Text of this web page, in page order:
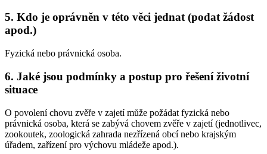
5. Kdo je oprávněn v této věci jednat (podat žádost
apod.)
Fyzická nebo právnická osoba.
6. Jaké jsou podmínky a postup pro řešení životní
situace
O povolení chovu zvěře v zajetí může požádat fyzická nebo
právnická osoba, která se zabývá chovem zvěře v zajetí (jednotlivec,
zookoutek, zoologická zahrada nezřízená obcí nebo krajským
úřadem, zařízení pro výchovu mládeže apod.).